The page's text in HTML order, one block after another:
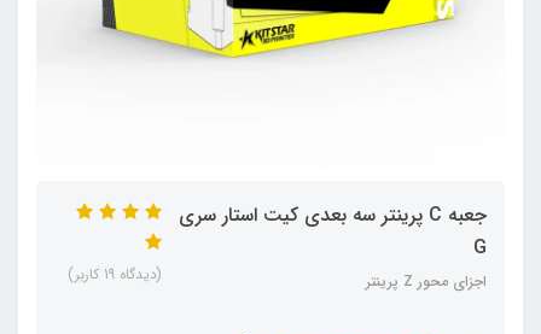
جعبه C پرینتر سه بعدی کیت استار سری
G
اجزای محور Z پرینتر (دیدگاه 19 کاربر)